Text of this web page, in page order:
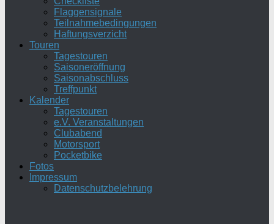
Flaggensignale
Teilnahmebedingungen
Haftungsverzicht
Touren
Tagestouren
Saisoneröffnung
Saisonabschluss
Treffpunkt
Kalender
Tagestouren
e.V. Veranstaltungen
Clubabend
Motorsport
Pocketbike
Fotos
Impressum
Datenschutzbelehrung